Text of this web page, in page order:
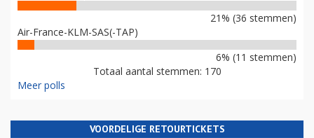
21% (36 stemmen)
Air-France-KLM-SAS(-TAP)
6% (11 stemmen)
Totaal aantal stemmen: 170
Meer polls
VOORDELIGE RETOURTICKETS